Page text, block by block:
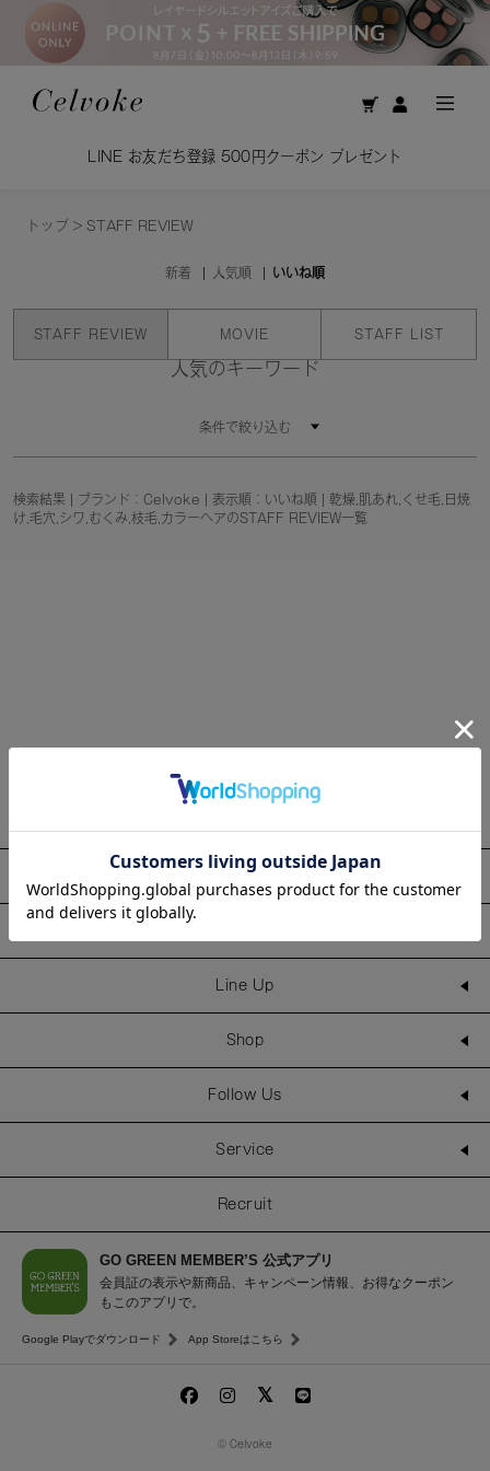
LINE お友だち登録 500円クーポン プレゼント
トップ > STAFF REVIEW
新着 人気順 いいね順
STAFF REVIEW MOVIE STAFF LIST
人気のキーワード
条件で絞り込む
検索結果 | ブランド：Celvoke | 表示順：いいね順 | 乾燥,肌あれ,くせ毛,日焼
け,毛穴,シワ,むくみ,枝毛,カラーヘアのSTAFF REVIEW一覧
About
Line Up
Shop
Follow Us
Service
Recruit
GO GREEN MEMBER’S 公式アプリ
会員証の表示や新商品、キャンペーン情報、お得なクーポン
もこのアプリで。
Google Playでダウンロード App Storeはこちら
© Celvoke